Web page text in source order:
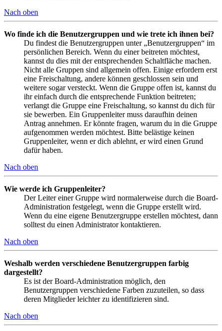
Nach oben
Wo finde ich die Benutzergruppen und wie trete ich ihnen bei?
Du findest die Benutzergruppen unter „Benutzergruppen“ im
persönlichen Bereich. Wenn du einer beitreten möchtest,
kannst du dies mit der entsprechenden Schaltfläche machen.
Nicht alle Gruppen sind allgemein offen. Einige erfordern erst
eine Freischaltung, andere können geschlossen sein und
weitere sogar versteckt. Wenn die Gruppe offen ist, kannst du
ihr einfach durch die entsprechende Funktion beitreten;
verlangt die Gruppe eine Freischaltung, so kannst du dich für
sie bewerben. Ein Gruppenleiter muss daraufhin deinen
Antrag annehmen. Er könnte fragen, warum du in die Gruppe
aufgenommen werden möchtest. Bitte belästige keinen
Gruppenleiter, wenn er dich ablehnt, er wird einen Grund
dafür haben.
Nach oben
Wie werde ich Gruppenleiter?
Der Leiter einer Gruppe wird normalerweise durch die Board-
Administration festgelegt, wenn die Gruppe erstellt wird.
Wenn du eine eigene Benutzergruppe erstellen möchtest, dann
solltest du einen Administrator kontaktieren.
Nach oben
Weshalb werden verschiedene Benutzergruppen farbig
dargestellt?
Es ist der Board-Administration möglich, den
Benutzergruppen verschiedene Farben zuzuteilen, so dass
deren Mitglieder leichter zu identifizieren sind.
Nach oben